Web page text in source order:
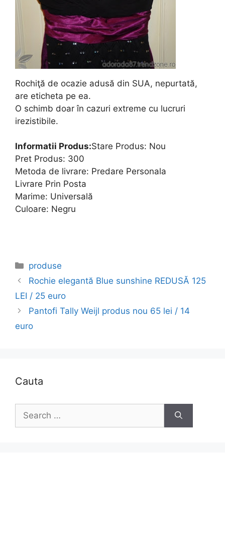
Rochiţă de ocazie adusă din SUA, nepurtată,
are eticheta pe ea.
O schimb doar în cazuri extreme cu lucruri
irezistibile.
Informatii Produs:Stare Produs: Nou
Pret Produs: 300
Metoda de livrare: Predare Personala
Livrare Prin Posta
Marime: Universală
Culoare: Negru
Categories
produse
Rochie elegantă Blue sunshine REDUSĂ 125
LEI / 25 euro
Pantofi Tally Weijl produs nou 65 lei / 14
euro
Cauta
for: